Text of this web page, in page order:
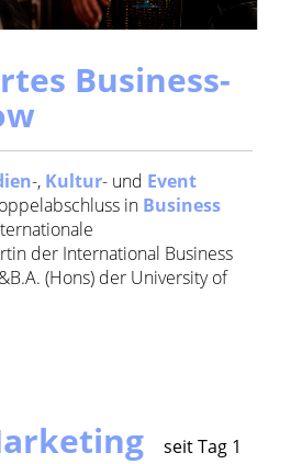
Business-
-, Kultur- und Event
in Business
der International Business
(Hons) der University of
seit Tag 1